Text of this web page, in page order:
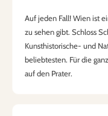
Auf jeden Fall! Wien ist
zu sehen gibt. Schloss
Kunsthistorische- und
beliebtesten. Für die
auf den Prater.